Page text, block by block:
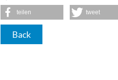
teilen tweet
Back